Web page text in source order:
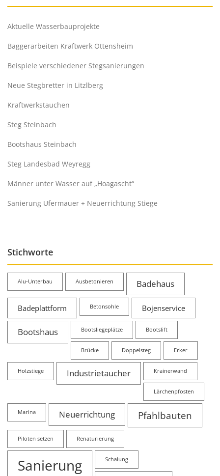
Aktuelle Wasserbauprojekte
Baggerarbeiten Kraftwerk Ottensheim
Beispiele verschiedener Stegsanierungen
Neue Stegbretter in Litzlberg
Kraftwerkstauchen
Steg Steinbach
Bootshaus Steinbach
Steg Landesbad Weyregg
Männer unter Wasser auf „Hoagascht“
Sanierung Ufermauer + Neuerrichtung Stiege
Stichworte
Alu-Unterbau Ausbetonieren Badehaus
Badeplattform Betonsohle Bojenservice
Bootshaus Bootsliegeplätze Bootslift
Brücke Doppelsteg Erker
Holzstiege Industrietaucher Krainerwand
Lärchenpfosten
Marina Neuerrichtung Pfahlbauten
Piloten setzen Renaturierung
Sanierung Schalung